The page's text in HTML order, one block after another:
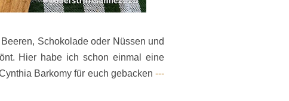
Schokolade oder Nüssen und
Hier habe ich schon einmal eine
Barkomy für euch gebacken ---